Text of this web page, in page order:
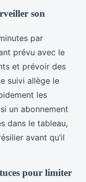
son
par
prévu avec le
et prévoir des
suivi allège le
les
un abonnement
dans le tableau,
avant qu’il
pour limiter